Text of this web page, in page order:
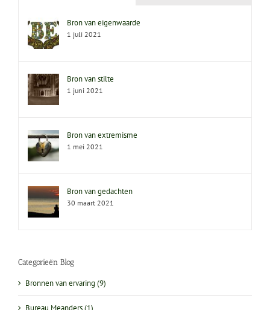
Bron van eigenwaarde
1 juli 2021
Bron van stilte
1 juni 2021
Bron van extremisme
1 mei 2021
Bron van gedachten
30 maart 2021
Categorieën Blog
Bronnen van ervaring (9)
Bureau Meanders (1)